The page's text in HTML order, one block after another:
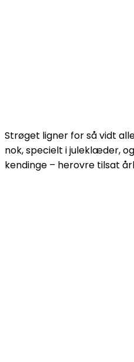
Strøget ligner for så vidt
nok, specielt i juleklæder,
kendinge – herovre tilsat